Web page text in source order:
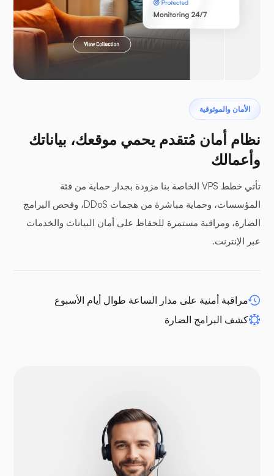
البتروداكتيل
ألواح عازلة
أوبن كارت
الأمان والموثوقية
نظام أمان مُتقدم يحمي موقعك، بياناتك
وأعمالك
تأتي خطط VPS الخاصة بنا مزودة بجدار حماية من فئة
المؤسسات، وحماية مباشرة من هجمات DDoS، وفحص البرامج
الضارة، ومراقبة مستمرة للحفاظ على أمان البيانات والخدمات
عبر الإنترنت.
مراقبة أمنية على مدار الساعة طوال أيام الأسبوع
كشف البرامج الضارة